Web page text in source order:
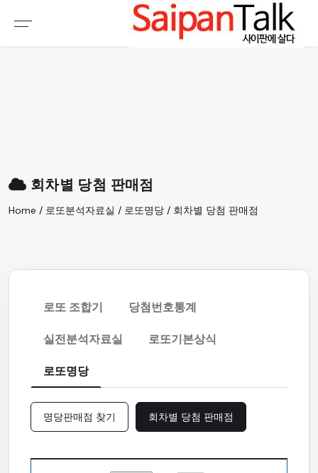
회차별 당첨 판매점
Home / 로또분석자료실 / 로또명당 / 회차별 당첨 판매점
로또 조합기
당첨번호통계
실전분석자료실
로또기본상식
로또명당
명당판매점 찾기 회차별 당첨 판매점
여행정보
생활정보
갤러리 & 동영상